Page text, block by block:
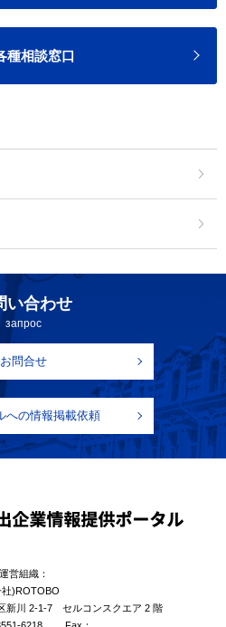
種相談窓口
い合わせ
запрос
お問合せ
への情報掲載依頼
運営組織：
社)ROTOBO
新川 2-1-7 セルコンスクエア 2 階